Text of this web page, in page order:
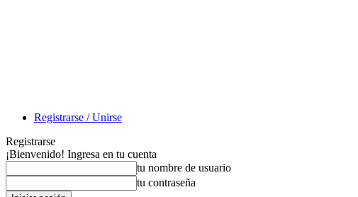
Registrarse / Unirse
Registrarse
¡Bienvenido! Ingresa en tu cuenta
tu nombre de usuario
tu contraseña